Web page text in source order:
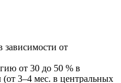
зависимости от
от 30 до 50 % в
3–4 мес. в центральных